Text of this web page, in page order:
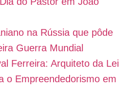
na Rússia que pôde
Guerra Mundial
Ferreira: Arquiteto da Lei
o Empreendedorismo em